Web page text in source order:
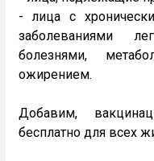
- лица с
заболеваниями
болезнями,
ожирением.
Добавим,
бесплатно для всех